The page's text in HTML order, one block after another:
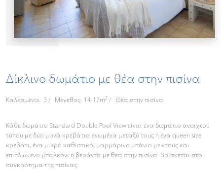
Δίκλινο δωμάτιο με θέα στην πισίνα
Καλεσμένοι: 3 Μέγεθος: 14-17m2 Θέα στην πισίνα
Κάθε δωμάτιο Standard Double Pool View είναι ένα δωμάτιο ανοιχτού
τύπου με δύο μονά κρεβάτια ενωμένα μεταξύ τους ή ένα queen size
κρεβάτι, ένα μικρό καθιστικό, μαρμάρινο μπάνιο με ντους και
επιπλωμένο μπαλκόνι ή βεράντα με θέα στην πισίνα. Βρίσκεται στο
συγκρότημα της πισίνας.